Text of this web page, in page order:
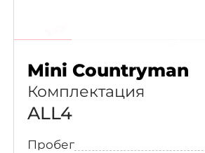
Mini Countryman
Комплектация
ALL4
Пробег